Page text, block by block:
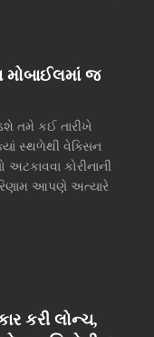
મોબાઈલમાં જ
તમે કઈ તારીખે
સ્થળેથી વેક્સિન
કોરીનાની
આપણે અત્યારે
કરી લોન્ચ,